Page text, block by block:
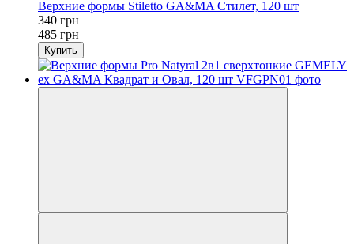
Верхние формы Stiletto GA&MA Стилет, 120 шт
340 грн
485 грн
Купить